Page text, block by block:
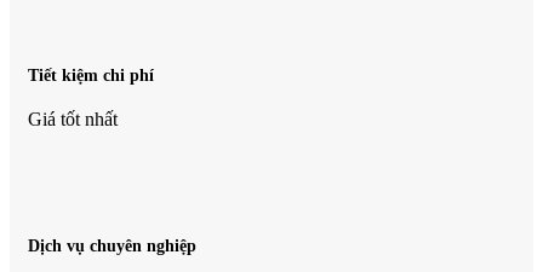
Tiết kiệm chi phí
Giá tốt nhất
Dịch vụ chuyên nghiệp